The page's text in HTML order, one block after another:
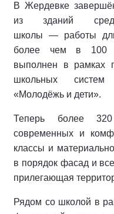
В Жердевке
из зданий
школы — работы
более чем в 100
выполнен в рамках
школьных систем
«Молодёжь и дети».
Теперь более
современных и
классы и
в порядок фасад и
прилегающая
Рядом со школой в